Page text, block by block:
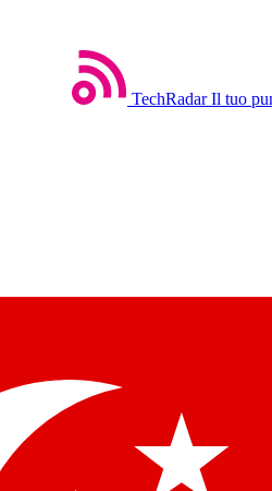
TechRadar Il tuo